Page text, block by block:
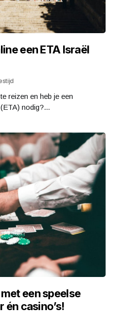
een ETA Israël
reizen en heb je een
nodig?...
een speelse
casino’s!